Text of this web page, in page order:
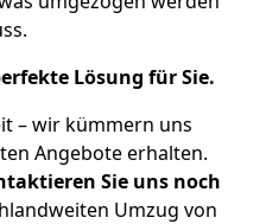
Lösung für Sie.
– wir kümmern uns
Angebote erhalten.
Sie uns noch
Umzug von